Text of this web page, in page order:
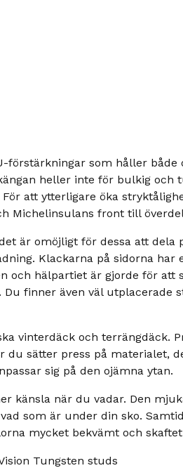
förstärkningar som håller
heller inte för bulkig
att ytterligare öka
Michelinsulans front till
är omöjligt för dessa att
Klackarna på sidorna
och hälpartiet är gjorde för att
finner även väl
vinterdäck och terrängdäck.
sätter press på materialet,
sig på den ojämna ytan.
känsla när du vadar. Den
som är under din sko.
mycket bekvämt och
Tungsten studs